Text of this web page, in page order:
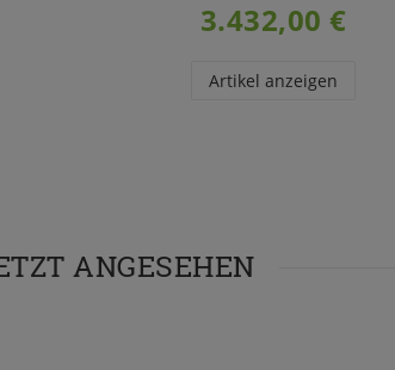
3.432,00 €
Artikel anzeigen
ANGESEHEN